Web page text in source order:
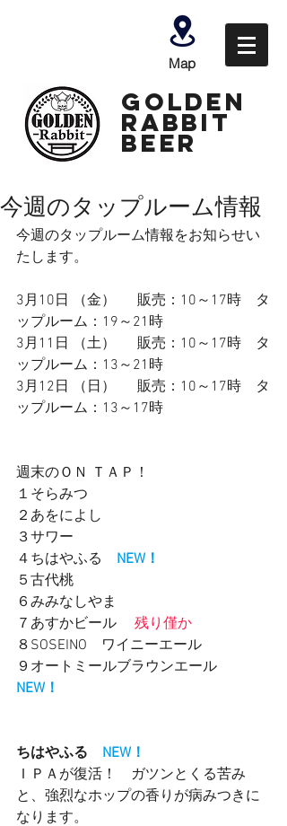
Map
GOLDEN
Rabbit
Beer
今週のタップルーム情報
今週のタップルーム情報をお知らせい
たします。
3月10日 （金） 　 販売：10～17時　タ
ップルーム：19～21時
3月11日 （土）　  販売：10～17時　タ
ップルーム： 13～21時
3月12日 （日）      販売：10～17時　タ
ップルーム：13～17時
週末のＯＮ ＴＡＰ！
１そらみつ
２あをによし
３サワー
４ちはやふる NEW！
５古代桃
６みみなしやま
７あすかビール 残り僅か
８SOSEINO　ワイニーエール
９オートミールブラウンエール
NEW！
ちはやふる NEW！
ＩＰＡが復活！　ガツンとくる苦み
と、強烈なホップの香りが病みつきに
なります。